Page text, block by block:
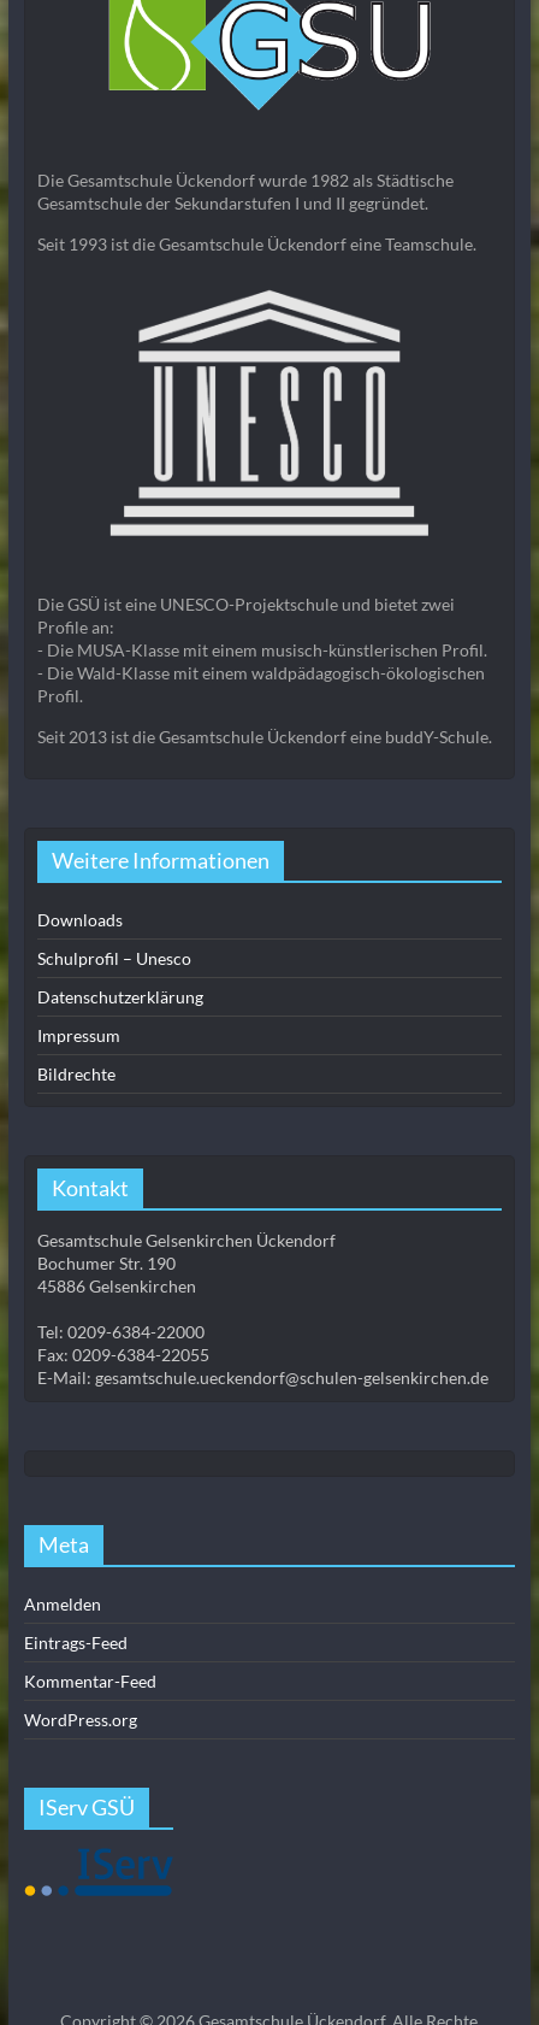
Die Gesamtschule Ückendorf wurde 1982 als Städtische
Gesamtschule der Sekundarstufen I und II gegründet.
Seit 1993 ist die Gesamtschule Ückendorf eine Teamschule.
Die GSÜ ist eine UNESCO-Projektschule und bietet zwei
Profile an:
- Die MUSA-Klasse mit einem musisch-künstlerischen Profil.
- Die Wald-Klasse mit einem waldpädagogisch-ökologischen
Profil.
Seit 2013 ist die Gesamtschule Ückendorf eine buddY-Schule.
Weitere Informationen
Downloads
Schulprofil – Unesco
Datenschutzerklärung
Impressum
Bildrechte
Kontakt
Gesamtschule Gelsenkirchen Ückendorf
Bochumer Str. 190
45886 Gelsenkirchen
Tel: 0209-6384-22000
Fax: 0209-6384-22055
E-Mail: gesamtschule.ueckendorf@schulen-gelsenkirchen.de
Meta
Anmelden
Eintrags-Feed
Kommentar-Feed
WordPress.org
IServ GSÜ
Copyright © 2026Gesamtschule Ückendorf. Alle Rechte